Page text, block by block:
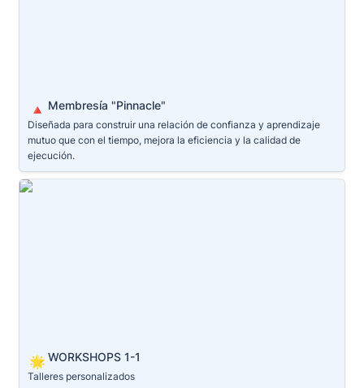
🔺 Membresía "Pinnacle"
Diseñada para construir una relación de confianza y aprendizaje
mutuo que con el tiempo, mejora la eficiencia y la calidad de
ejecución.
WORKSHOPS 1-1
🌟 WORKSHOPS 1-1
Talleres personalizados